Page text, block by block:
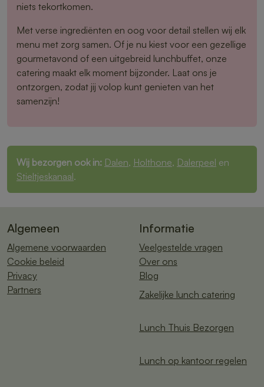
niets tekortkomen.
Met verse ingrediënten en oog voor detail stellen wij elk
menu met zorg samen. Of je nu kiest voor een gezellige
gourmetavond of een uitgebreid lunchbuffet, onze
catering maakt elk moment bijzonder. Laat ons je
ontzorgen, zodat jij volop kunt genieten van het
samenzijn!
Wij bezorgen ook in: Dalen, Holthone, Dalerpeel en
Stieltjeskanaal.
Algemeen
Algemene voorwaarden
Cookie beleid
Privacy
Partners
Informatie
Veelgestelde vragen
Over ons
Blog
Zakelijke lunch catering
Lunch Thuis Bezorgen
Lunch op kantoor regelen